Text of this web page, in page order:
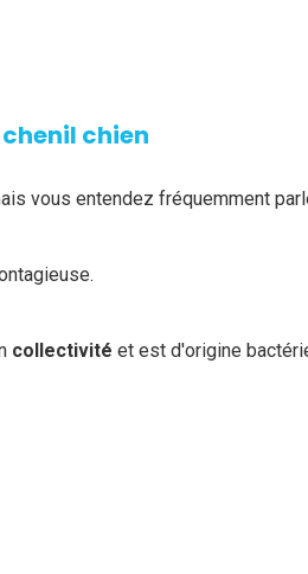
chien
vous entendez fréquemment
collectivité et est d'origine